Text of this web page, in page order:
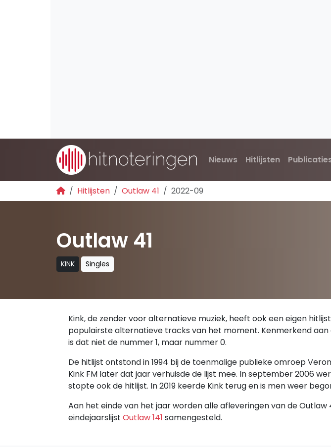
Nieuws Hitlijsten
Hitlijsten Outlaw 41 2022-09
Outlaw 41
KINK Singles
Kink, de zender voor alternatieve muziek, heeft ook een eigen
populairste alternatieve tracks van het moment. Kenmerkend
is dat niet de nummer 1, maar nummer 0.
De hitlijst ontstond in 1994 bij de toenmalige publieke omroep
Kink FM later dat jaar verhuisde de lijst mee. In september 2006
stopte ook de hitlijst. In 2019 keerde Kink terug en is men weer
Aan het einde van het jaar worden alle afleveringen van de
eindejaarslijst Outlaw 141 samengesteld.